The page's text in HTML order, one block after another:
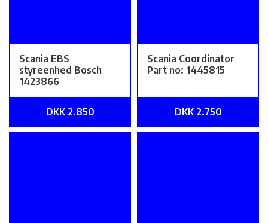
Scania EBS
styreenhed Bosch
1423866
DKK 2.850
Scania Coordinator
Part no: 1445815
DKK 2.750